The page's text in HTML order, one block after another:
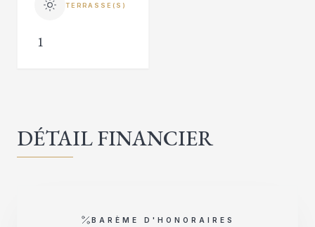
TERRASSE(S)
1
DÉTAIL FINANCIER
BARÈME D'HONORAIRES